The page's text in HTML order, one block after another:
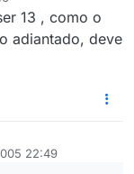
13 , como o
adiantado, deve
22:49